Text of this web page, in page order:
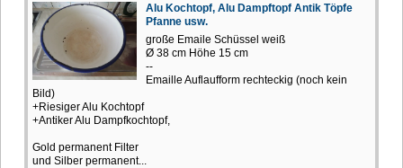
Alu Kochtopf, Alu Dampftopf Antik Töpfe
Pfanne usw.
große Emaile Schüssel weiß
Ø 38 cm Höhe 15 cm
--
Emaille Auflaufform rechteckig (noch kein
Bild)
+Riesiger Alu Kochtopf
+Antiker Alu Dampfkochtopf,
Gold permanent Filter
und Silber permanent...